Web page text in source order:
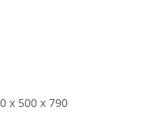
x 500 x 790